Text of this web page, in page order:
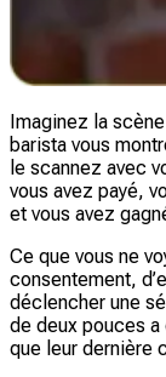
Imaginez la
barista vous
le scannez avec
vous avez payé,
et vous avez
Ce que vous ne
consentement,
déclencher une
de deux pouces
que leur dernière